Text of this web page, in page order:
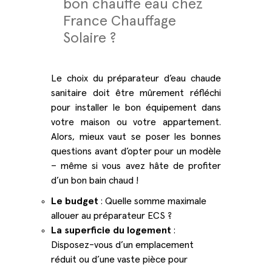
bon chauffe eau chez
France Chauffage
Solaire ?
Le choix du préparateur d’eau chaude
sanitaire doit être mûrement réfléchi
pour installer le bon équipement dans
votre maison ou votre appartement.
Alors, mieux vaut se poser les bonnes
questions avant d’opter pour un modèle
– même si vous avez hâte de profiter
d’un bon bain chaud !
Le budget : Quelle somme maximale
allouer au préparateur ECS ?
La superficie du logement :
Disposez-vous d’un emplacement
réduit ou d’une vaste pièce pour